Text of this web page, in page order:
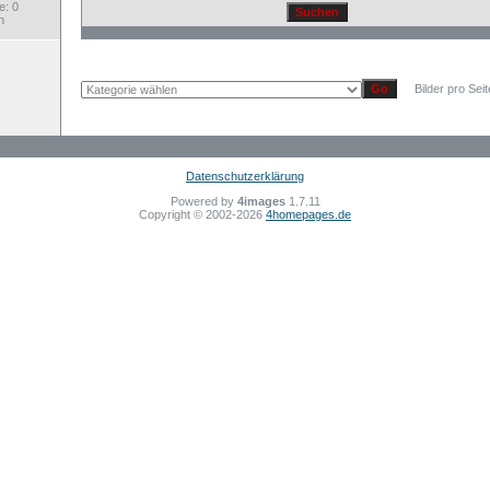
0
Bilder pro
Datenschutzerklärung
Powered by 4images1.7.11
Copyright © 2002-2026 4homepages.de